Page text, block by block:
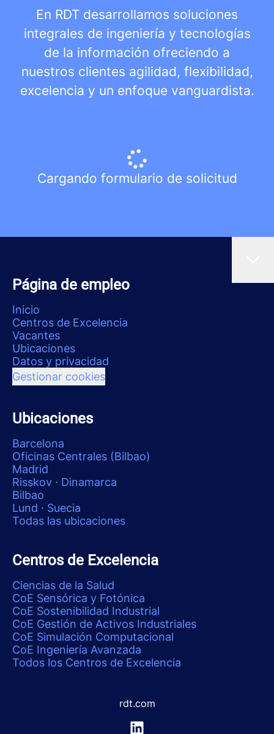
En RDT desarrollamos soluciones
integrales de ingeniería y tecnologías
de la información ofreciendo a
nuestros clientes agilidad, flexibilidad,
excelencia y un enfoque vanguardista.
Cargando formulario de solicitud
Página de empleo
Inicio
Centros de Excelencia
Vacantes
Ubicaciones
Datos y privacidad
Gestionar cookies
Ubicaciones
Barcelona
Oficinas Centrales (Bilbao)
Madrid
Risskov · Dinamarca
Bilbao
Lund · Suecia
Todas las ubicaciones
Centros de Excelencia
Ciencias de la Salud
CoE Sensórica y Fotónica
CoE Sostenibilidad Industrial
CoE Gestión de Activos Industriales
CoE Simulación Computacional
CoE Ingeniería Avanzada
Todos los Centros de Excelencia
rdt.com